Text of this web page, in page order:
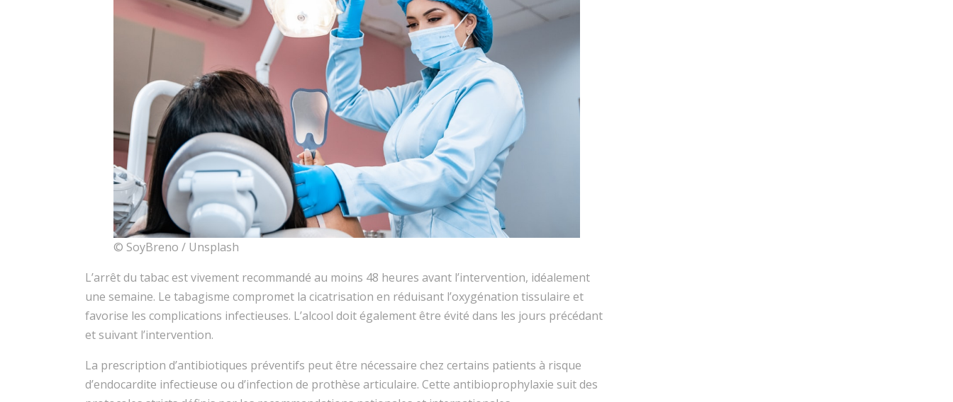
© SoyBreno / Unsplash
L’arrêt du tabac est vivement recommandé au moins 48 heures avant l’intervention, idéalement
une semaine. Le tabagisme compromet la cicatrisation en réduisant l’oxygénation tissulaire et
favorise les complications infectieuses. L’alcool doit également être évité dans les jours précédant
et suivant l’intervention.
La prescription d’antibiotiques préventifs peut être nécessaire chez certains patients à risque
d’endocardite infectieuse ou d’infection de prothèse articulaire. Cette antibioprophylaxie suit des